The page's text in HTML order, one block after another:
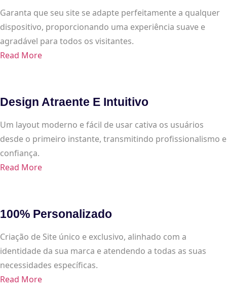
Garanta que seu site se adapte perfeitamente a qualquer
dispositivo, proporcionando uma experiência suave e
agradável para todos os visitantes.
Read More
Design Atraente E Intuitivo
Um layout moderno e fácil de usar cativa os usuários
desde o primeiro instante, transmitindo profissionalismo e
confiança.
Read More
100% Personalizado
Criação de Site único e exclusivo, alinhado com a
identidade da sua marca e atendendo a todas as suas
necessidades específicas.
Read More